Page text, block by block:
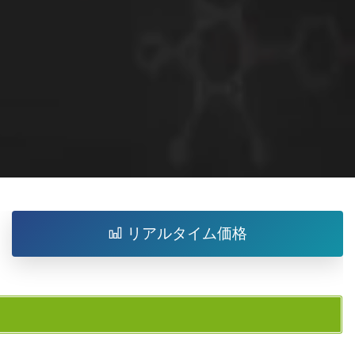
リアルタイム価格